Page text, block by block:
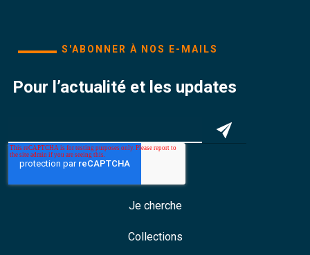
S'ABONNER À NOS E-MAILS
Pour l’actualité et les updates
Je cherche
Collections